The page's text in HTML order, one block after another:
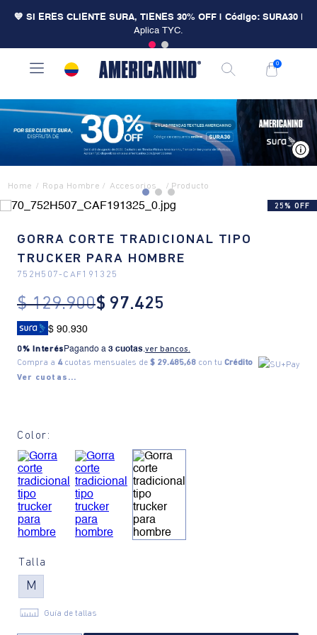
💙 SI ERES CLIENTE SURA, TIENES 30% OFF | Código: SURA30
Aplica TYC.
0
Ropa Hombre Accesorios
25% OFF
GORRA CORTE TRADICIONAL TIPO
TRUCKER PARA HOMBRE
752H507- CAF191325
$ 129.900$ 97.425
$ 90.930
0% Interés Pagando a 3 cuotas.ver bancos.
Compra a 4cuotas mensuales de $ 29.485,68 con tu Crédito
Ver cuotas...
Color:
Talla
M
Guía de tallas